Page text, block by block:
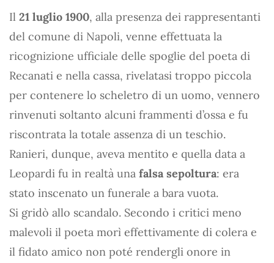
Il 21 luglio 1900, alla presenza dei rappresentanti
del comune di Napoli, venne effettuata la
ricognizione ufficiale delle spoglie del poeta di
Recanati e nella cassa, rivelatasi troppo piccola
per contenere lo scheletro di un uomo, vennero
rinvenuti soltanto alcuni frammenti d’ossa e fu
riscontrata la totale assenza di un teschio.
Ranieri, dunque, aveva mentito e quella data a
Leopardi fu in realtà una falsa sepoltura: era
stato inscenato un funerale a bara vuota.
Si gridò allo scandalo. Secondo i critici meno
malevoli il poeta morì effettivamente di colera e
il fidato amico non poté rendergli onore in